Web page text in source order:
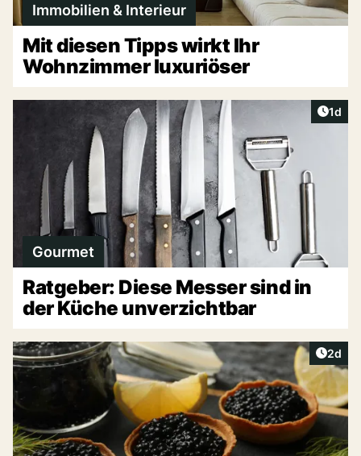
Immobilien & Interieur
Mit diesen Tipps wirkt Ihr
Wohnzimmer luxuriöser
1d
Gourmet
Ratgeber: Diese Messer sind in
der Küche unverzichtbar
2d